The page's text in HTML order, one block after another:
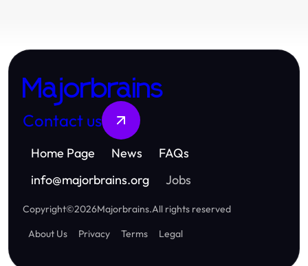
Majorbrains
Contact us
Home Page News
FAQs
info@majorbrains.org Jobs
Copyright©2026Majorbrains.All rights reserved
About Us
Privacy Terms Legal